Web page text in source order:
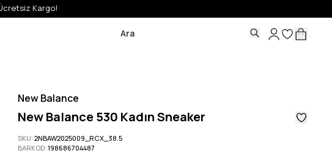
New Balance
New Balance 530 Kadın Sneaker
SKU:2NBAW2025009_RCX_38.5
BARKOD:198686704487